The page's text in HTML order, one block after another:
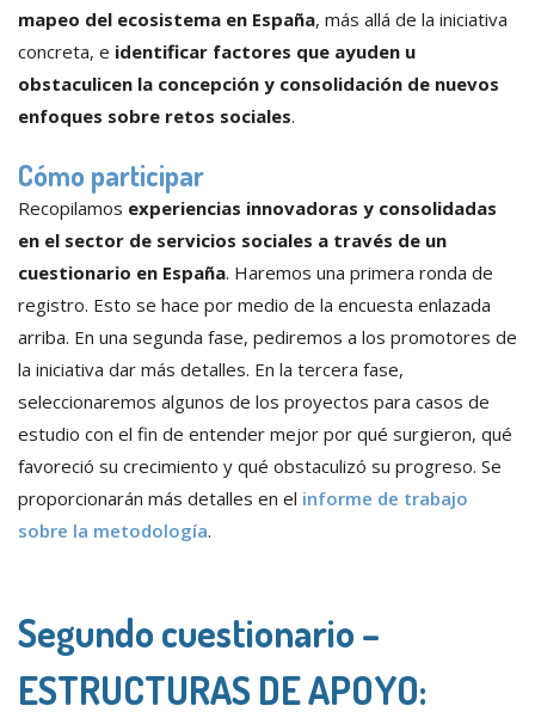
mapeo del ecosistema en España, más allá de la iniciativa
concreta, e identificar factores que ayuden u
obstaculicen la concepción y consolidación de nuevos
enfoques sobre retos sociales.
Cómo participar
Recopilamos experiencias innovadoras y consolidadas
en el sector de servicios sociales a través de un
cuestionario en España. Haremos una primera ronda de
registro. Esto se hace por medio de la encuesta enlazada
arriba. En una segunda fase, pediremos a los promotores de
la iniciativa dar más detalles. En la tercera fase,
seleccionaremos algunos de los proyectos para casos de
estudio con el fin de entender mejor por qué surgieron, qué
favoreció su crecimiento y qué obstaculizó su progreso. Se
proporcionarán más detalles en el informe de trabajo
sobre la metodología.
Segundo cuestionario –
ESTRUCTURAS DE APOYO: